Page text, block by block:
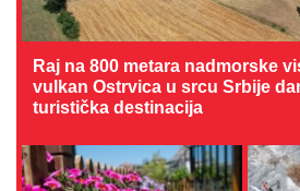
Raj na 800 metara nadmorske
vulkan Ostrvica u srcu Srbije
turistička destinacija